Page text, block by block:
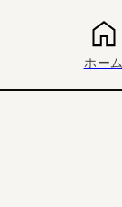
ホーム